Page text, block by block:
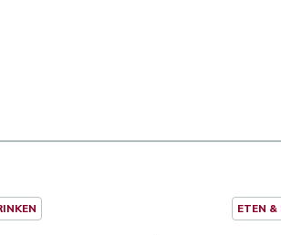
ETEN &